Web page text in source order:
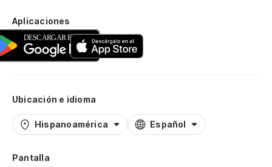
Aplicaciones
Ubicación e idioma
Hispanoamérica Español
Pantalla